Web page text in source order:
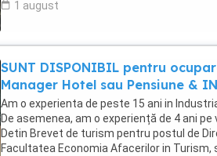
1 august
SUNT DISPONIBIL pentru
Manager Hotel sau Pensiune &
Am o experienta de peste 15 ani in
De asemenea, am o experiență de 4 ani
Detin Brevet de turism pentru postul de
Facultatea Economia Afacerilor in